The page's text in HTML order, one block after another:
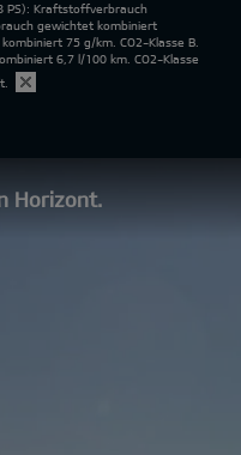
PS): Kraftstoffverbrauch
gewichtet kombiniert
75 g/km. CO2-Klasse B.
6,7 l/100 km. CO2-Klasse
Horizont.